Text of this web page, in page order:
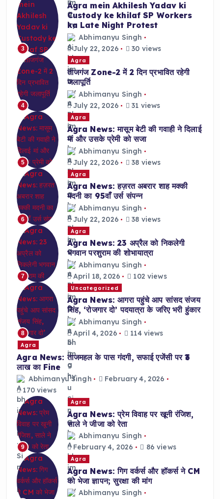
3
Agra mein Akhilesh Yadav ki
Custody ke khilaf SP Workers
ka Late Night Protest
Abhimanyu Singh
July 22, 2026
30 views
4
Agra
ताजगंज Zone-2 में 2 दिन प्रभावित रहेगी
जलापूर्ति
Abhimanyu Singh
July 22, 2026
31 views
5
Agra
Agra News: मासूम बेटी की गवाही ने दिलाई
मां और उसके प्रेमी को सजा
Abhimanyu Singh
July 22, 2026
38 views
6
Agra
Agra News: हज़रत अबरार शाह मक्की
मदनी का 95वाँ उर्स संपन्न
Abhimanyu Singh
July 22, 2026
38 views
7
Agra
Agra News: 23 अप्रैल को निकलेगी
भगवान परशुराम की शोभायात्रा
Abhimanyu Singh
April 18, 2026
102 views
8
Uncategorized
Agra News: आगरा पहुंचे आप सांसद संजय
सिंह, ‘रोजगार दो’ पदयात्रा के जरिए भरी हुंकार
Abhimanyu Singh
April 4, 2026
114 views
Agra
Agra News: ताजमहल के पास गंदगी, सफाई एजेंसी पर ₹3
लाख का Fine
Abhimanyu Singh
February 4, 2026
170 views
9
Agra
Agra News: प्रेम विवाह पर खूनी रंजिश,
साले ने जीजा को रेता
Abhimanyu Singh
February 4, 2026
86 views
Agra
Agra News: गिग वर्कर्स और हॉकर्स ने CM
को भेजा ज्ञापन; सुरक्षा की मांग
Abhimanyu Singh